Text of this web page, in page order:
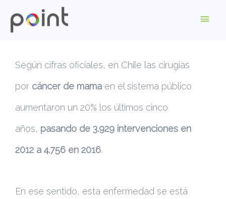
Según cifras oficiales, en Chile las cirugías
por cáncer de mamaen el sistema público
aumentaron un 20% los últimos cinco
años, pasando de 3.929 intervenciones en
2012 a 4.756 en 2016.
En ese sentido, esta enfermedad se está